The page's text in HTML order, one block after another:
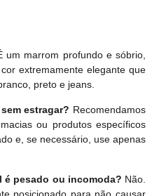
um marrom profundo e sóbrio,
extremamente elegante que
preto e jeans.
estragar? Recomendamos
ou produtos específicos
e, se necessário, use apenas
é pesado ou incomoda? Não.